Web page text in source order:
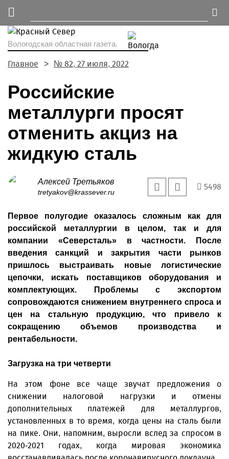
Вологодская областная газета.
Главное № 82, 27 июля, 2022
Российские
металлурги просят
отменить акциз на
жидкую сталь
Алексей Третьяков
tretyakov@krassever.ru
5498
Первое полугодие оказалось сложным как для
российской металлургии в целом, так и для
компании «Северсталь» в частности. После
введения санкций и закрытия части рынков
пришлось выстраивать новые логистические
цепочки, искать поставщиков оборудования и
комплектующих. Проблемы с экспортом
сопровождаются снижением внутреннего спроса и
цен на стальную продукцию, что привело к
сокращению объемов производства и
рентабельности.
Загрузка на три четверти
На этом фоне все чаще звучат предложения о
снижении налоговой нагрузки и отмены
дополнительных платежей для металлургов,
установленных в то время, когда цены на сталь были
на пике. Они, напомним, выросли вслед за спросом в
2020-2021 годах, когда мировая экономика